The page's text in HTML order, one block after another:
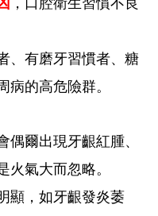
，口腔衛生習慣不良
、有磨牙習慣者、糖
病的高危險群。
偶爾出現牙齦紅腫、
火氣大而忽略。
顯，如牙齦發炎萎